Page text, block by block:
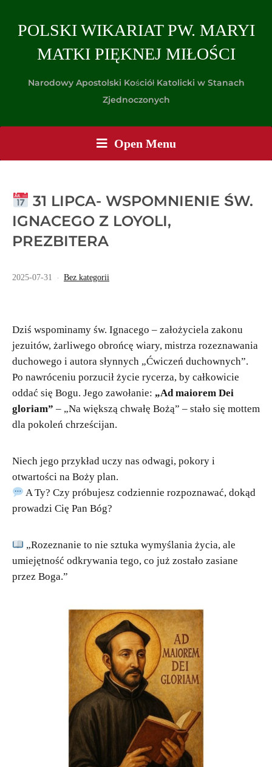
POLSKI WIKARIAT PW. MARYI
MATKI PIĘKNEJ MIŁOŚCI
Narodowy Apostolski Kościół Katolicki w Stanach
Zjednoczonych
Open Menu
31 LIPCA- WSPOMNIENIE ŚW.
IGNACEGO Z LOYOLI,
PREZBITERA
2025-07-31 Bez kategorii
Dziś wspominamy św. Ignacego – założyciela zakonu
jezuitów, żarliwego obrońcę wiary, mistrza rozeznawania
duchowego i autora słynnych „Ćwiczeń duchownych”.
Po nawróceniu porzucił życie rycerza, by całkowicie
oddać się Bogu. Jego zawołanie: „Ad maiorem Dei
gloriam” – „Na większą chwałę Bożą” – stało się mottem
dla pokoleń chrześcijan.
Niech jego przykład uczy nas odwagi, pokory i
otwartości na Boży plan.
A Ty? Czy próbujesz codziennie rozpoznawać, dokąd
prowadzi Cię Pan Bóg?
„Rozeznanie to nie sztuka wymyślania życia, ale
umiejętność odkrywania tego, co już zostało zasiane
przez Boga.”